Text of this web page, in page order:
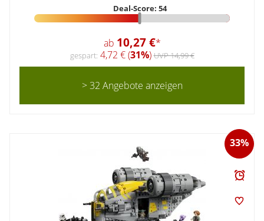
Deal-Score: 54
ab 10,27 €*
gespart: 4,72 € (31%)UVP 14,99 €
> 32 Angebote anzeigen
33%